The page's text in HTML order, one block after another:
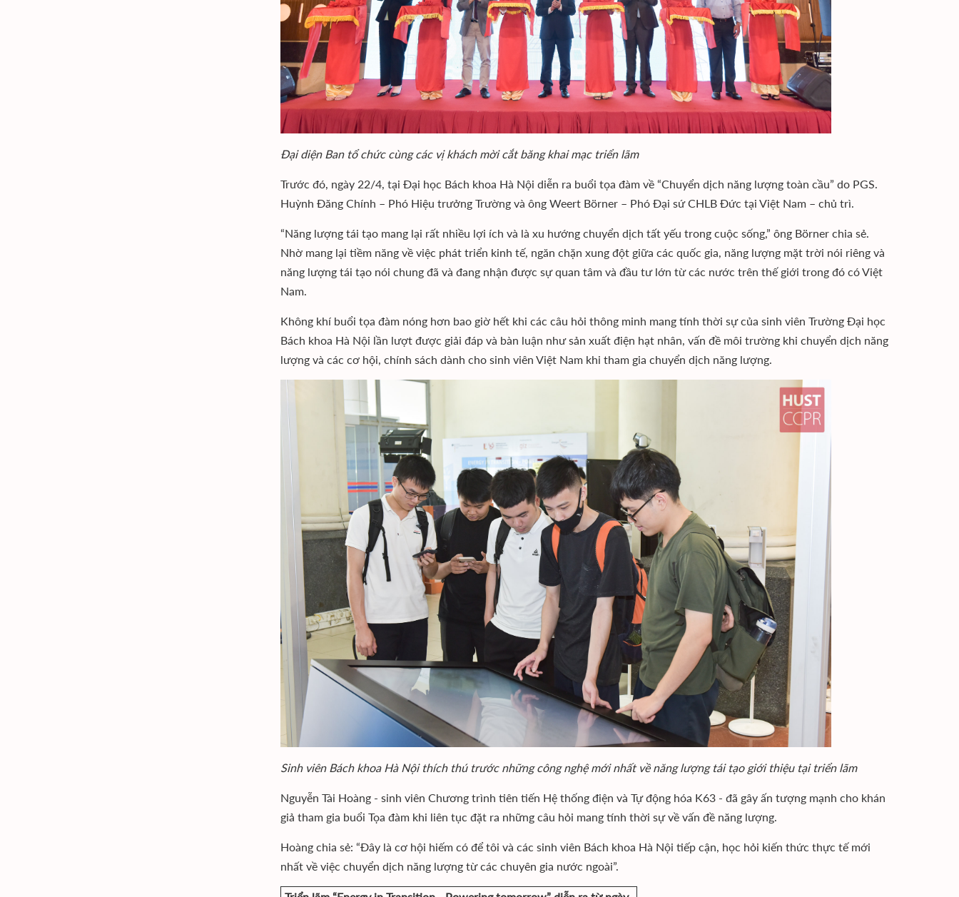
Đại diện Ban tổ chức cùng các vị khách mời cắt băng khai mạc triển lãm
Trước đó, ngày 22/4, tại Đại học Bách khoa Hà Nội diễn ra buổi tọa đàm về “Chuyển dịch năng lượng toàn cầu” do PGS.
Huỳnh Đăng Chính – Phó Hiệu trưởng Trường và ông Weert Börner – Phó Đại sứ CHLB Đức tại Việt Nam – chủ trì.
“Năng lượng tái tạo mang lại rất nhiều lợi ích và là xu hướng chuyển dịch tất yếu trong cuộc sống,” ông Börner chia sẻ.
Nhờ mang lại tiềm năng về việc phát triển kinh tế, ngăn chặn xung đột giữa các quốc gia, năng lượng mặt trời nói riêng và
năng lượng tái tạo nói chung đã và đang nhận được sự quan tâm và đầu tư lớn từ các nước trên thế giới trong đó có Việt
Nam.
Không khí buổi tọa đàm nóng hơn bao giờ hết khi các câu hỏi thông minh mang tính thời sự của sinh viên Trường Đại học
Bách khoa Hà Nội lần lượt được giải đáp và bàn luận như sản xuất điện hạt nhân, vấn đề môi trường khi chuyển dịch năng
lượng và các cơ hội, chính sách dành cho sinh viên Việt Nam khi tham gia chuyển dịch năng lượng.
Sinh viên Bách khoa Hà Nội thích thú trước những công nghệ mới nhất về năng lượng tái tạo giới thiệu tại triển lãm
Nguyễn Tài Hoàng - sinh viên Chương trình tiên tiến Hệ thống điện và Tự động hóa K63 - đã gây ấn tượng mạnh cho khán
giả tham gia buổi Tọa đàm khi liên tục đặt ra những câu hỏi mang tính thời sự về vấn đề năng lượng.
Hoàng chia sẻ: “Đây là cơ hội hiếm có để tôi và các sinh viên Bách khoa Hà Nội tiếp cận, học hỏi kiến thức thực tế mới
nhất về việc chuyển dịch năng lượng từ các chuyên gia nước ngoài”.